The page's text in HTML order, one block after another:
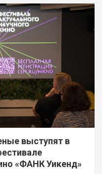
выступят в
«ФАНК Уикенд»